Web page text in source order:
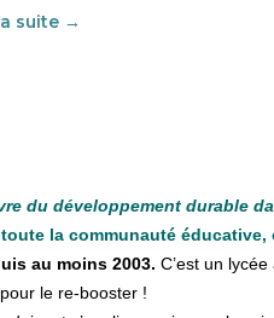
suite →
du développement durable
la communauté
au moins 2003. C’est un
le re-booster !